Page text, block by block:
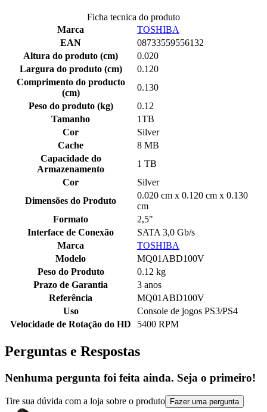
Ficha tecnica do produto
Marca
TOSHIBA
EAN
08733559556132
Altura do produto (cm)
0.020
Largura do produto (cm)
0.120
Comprimento do producto
(cm)
0.130
Peso do produto (kg)
0.12
Tamanho
1TB
Cor
Silver
Cache
8 MB
Capacidade do
Armazenamento
1 TB
Cor
Silver
Dimensões do Produto
0.020 cm x 0.120 cm x 0.130
cm
Formato
2,5"
Interface de Conexão
SATA 3,0 Gb/s
Marca
TOSHIBA
Modelo
MQ01ABD100V
Peso do Produto
0.12 kg
Prazo de Garantia
3 anos
Referência
MQ01ABD100V
Uso
Console de jogos PS3/PS4
Velocidade de Rotação do HD
5400 RPM
Perguntas e Respostas
Nenhuma pergunta foi feita ainda. Seja o primeiro!
Tire sua dúvida com a loja sobre o produto Fazer uma pergunta